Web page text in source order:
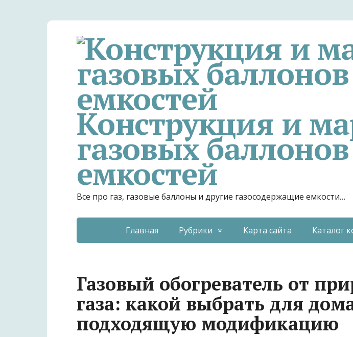
Конструкция и
газовых
емкостей
Все про газ, газовые баллоны и другие газосодержащие емкости…
Главная Рубрики Карта сайта Каталог
Газовый обогреватель от
газа: какой выбрать для
подходящую модификацию